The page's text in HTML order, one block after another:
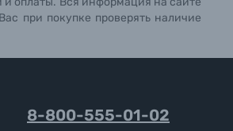
при покупке проверять наличие
8-800-555-01-02